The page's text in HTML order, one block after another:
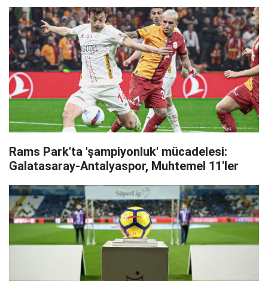
Rams Park'ta 'şampiyonluk' mücadelesi:
Galatasaray-Antalyaspor, Muhtemel 11'ler